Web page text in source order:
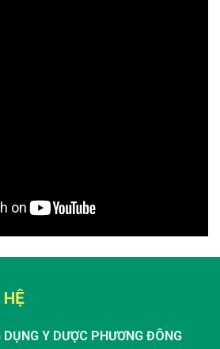
Y DƯỢC PHƯƠNG ĐÔNG